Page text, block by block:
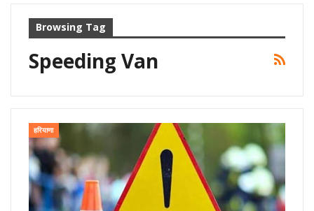
Browsing Tag
Speeding Van
हरियाणा